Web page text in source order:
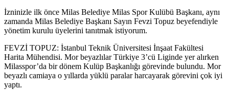
İzninizle ilk önce Milas Belediye Milas Spor Kulübü Başkanı, aynı
zamanda Milas Belediye Başkanı Sayın Fevzi Topuz beyefendiyle
yönetim kurulu üyelerini tanıtmak istiyorum.
FEVZİ TOPUZ: İstanbul Teknik Üniversitesi İnşaat Fakültesi
Harita Mühendisi. Mor beyazlılar Türkiye 3’cü Liginde yer alırken
Milasspor’da bir dönem Kulüp Başkanlığı görevinde bulundu. Mor
beyazlı camiaya o yıllarda yüklü paralar harcayarak görevini çok iyi
yaptı.